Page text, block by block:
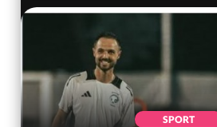
SPORT